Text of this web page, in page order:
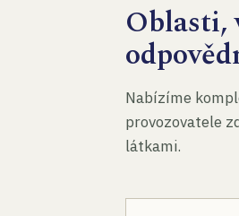
Oblasti,
Nabízíme
provozovatele
látkami.